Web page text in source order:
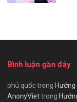
Bình luận gần đây
phú quốctrong Hướng
AnonyViettrong